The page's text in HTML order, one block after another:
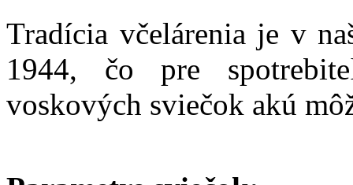
Tradícia včelárenia je v
1944, čo pre
voskových sviečok akú